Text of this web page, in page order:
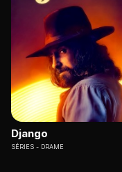
Django
SÉRIES DRAME